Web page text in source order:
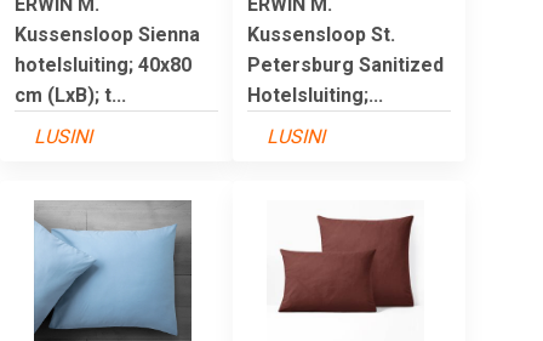
Kussensloop Sienna
hotelsluiting; 40x80
cm (LxB); t...
LUSINI
Kussensloop St.
Petersburg Sanitized
Hotelsluiting;...
LUSINI